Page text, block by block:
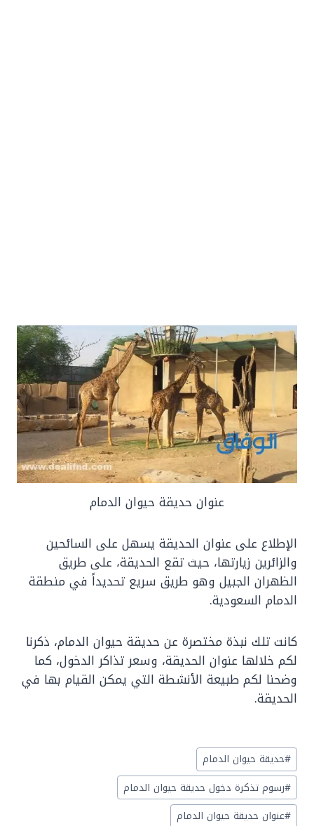
عنوان حديقة حيوان الدمام
الإطلاع على عنوان الحديقة يسهل على السائحين
والزائرين زيارتها، حيث تقع الحديقة، على طريق
الظهران الجبيل وهو طريق سريع تحديداً في منطقة
الدمام السعودية.
كانت تلك نبذة مختصرة عن حديقة حيوان الدمام، ذكرنا
لكم خلالها عنوان الحديقة، وسعر تذاكر الدخول، كما
وضحنا لكم طبيعة الأنشطة التي يمكن القيام بها في
الحديقة.
Post
Tags:
#حديقة حيوان الدمام
#رسوم تذكرة دخول حديقة حيوان الدمام
#عنوان حديقة حيوان الدمام